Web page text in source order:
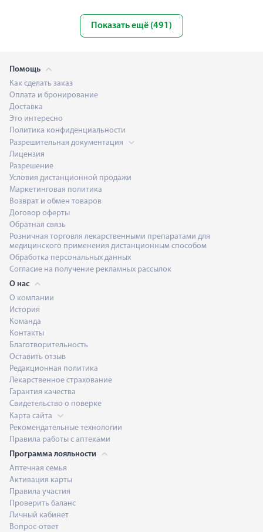
Показать ещё (491)
Помощь
Как сделать заказ
Оплата и бронирование
Доставка
Это интересно
Политика конфиденциальности
Разрешительная документация
Лицензия
Разрешение
Условия дистанционной продажи
Маркетинговая политика
Возврат и обмен товаров
Договор оферты
Обратная связь
Розничная торговля лекарственными препаратами для
медицинского применения дистанционным способом
Обработка персональных данных
Согласие на получение рекламных рассылок
О нас
О компании
История
Команда
Контакты
Благотворительность
Оставить отзыв
Редакционная политика
Лекарственное страхование
Гарантия качества
Свидетельство о поверке
Карта сайта
Рекомендательные технологии
Правила работы с аптеками
Программа лояльности
Аптечная семья
Активация карты
Правила участия
Проверить баланс
Личный кабинет
Вопрос-ответ